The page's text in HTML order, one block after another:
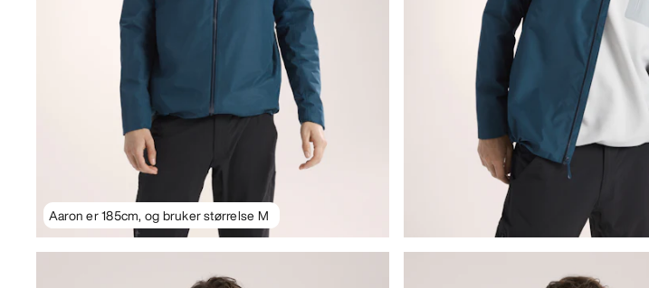
Aaron er 185cm, og bruker størrelse M